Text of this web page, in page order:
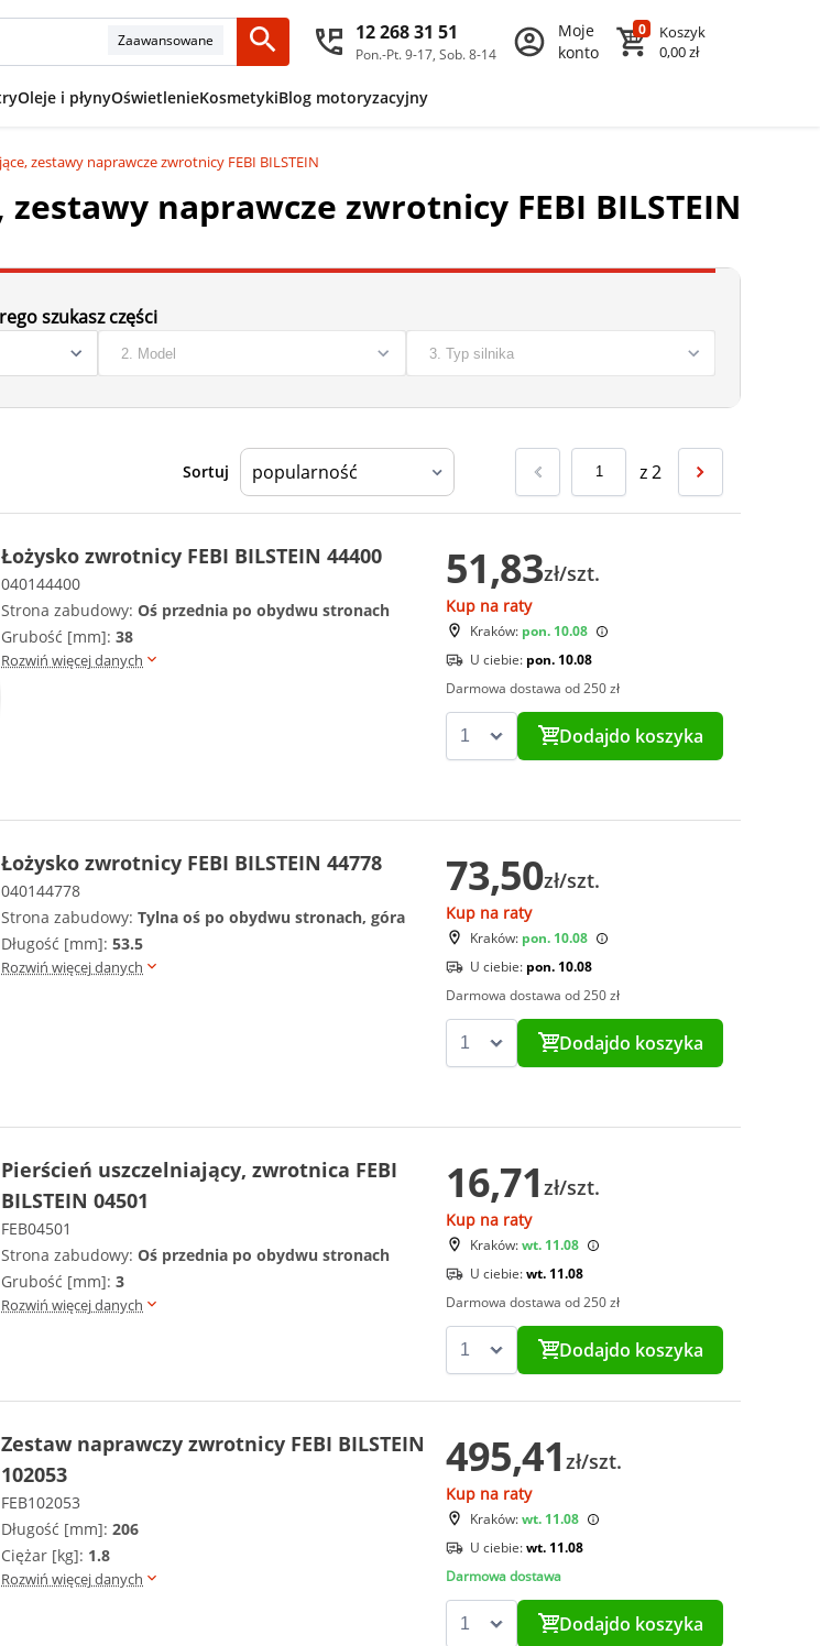
Zaawansowane 12 268 31 51
Pon.-Pt. 9-17, Sob. 8-14
Moje
konto
0
Koszyk
0,00 zł
Oleje i płynyOświetlenieKosmetykiBlog motoryzacyjny
zestawy naprawcze zwrotnicy FEBI BILSTEIN
naprawcze zwrotnicy FEBI BILSTEIN
szukasz części
Sortuj z2
Łożysko zwrotnicy FEBI BILSTEIN 44400
040144400
Strona zabudowy: Oś przednia po obydwu stronach
Grubość [mm]: 38
Rozwiń więcej danych
51,83zł/szt.
Kup na raty
Kraków: pon. 10.08
U ciebie: pon. 10.08
Darmowa dostawa od 250 zł
Dodajdo koszyka
Łożysko zwrotnicy FEBI BILSTEIN 44778
040144778
Strona zabudowy: Tylna oś po obydwu stronach, góra
Długość [mm]: 53.5
Rozwiń więcej danych
73,50zł/szt.
Kup na raty
Kraków: pon. 10.08
U ciebie: pon. 10.08
Darmowa dostawa od 250 zł
Dodajdo koszyka
Pierścień uszczelniający, zwrotnica FEBI
BILSTEIN 04501
FEB04501
Strona zabudowy: Oś przednia po obydwu stronach
Grubość [mm]: 3
Rozwiń więcej danych
16,71 zł/szt.
Kup na raty
Kraków:wt. 11.08
U ciebie:wt. 11.08
Darmowa dostawa od 250 zł
Dodajdo koszyka
Zestaw naprawczy zwrotnicy FEBI BILSTEIN
102053
FEB102053
Długość [mm]: 206
Ciężar [kg]: 1.8
Rozwiń więcej danych
495,41 zł/szt.
Kup na raty
Kraków:wt. 11.08
U ciebie:wt. 11.08
Darmowa dostawa
Dodajdo koszyka